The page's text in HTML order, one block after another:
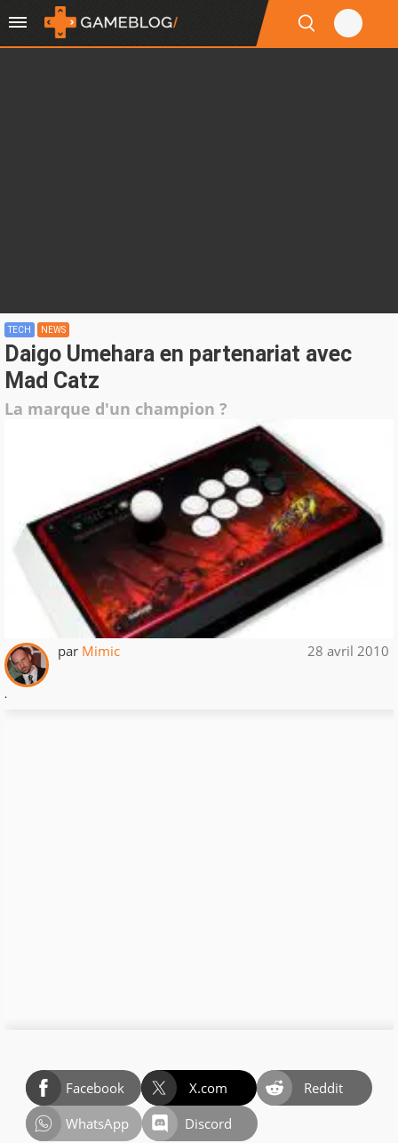
TECH NEWS
Daigo Umehara en partenariat avec
Mad Catz
La marque d'un champion ?
par Mimic 28 avril 2010
.
Facebook X.com
Reddit
WhatsApp
Discord